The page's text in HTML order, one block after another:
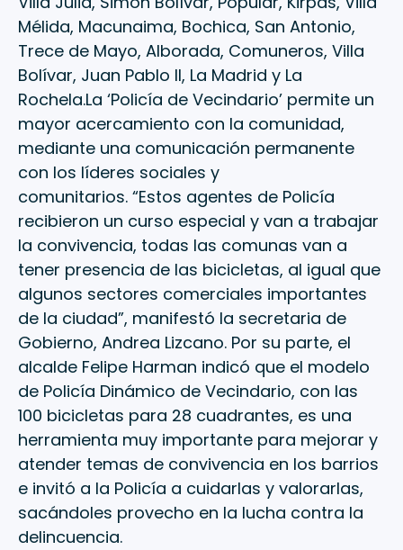
Mélida, Macunaima, Bochica, San Antonio,
Trece de Mayo, Alborada, Comuneros, Villa
Bolívar, Juan Pablo ll, La Madrid y La
Rochela.La ‘Policía de Vecindario’ permite un
mayor acercamiento con la comunidad,
mediante una comunicación permanente
con los líderes sociales y
comunitarios. “Estos agentes de Policía
recibieron un curso especial y van a trabajar
la convivencia, todas las comunas van a
tener presencia de las bicicletas, al igual que
algunos sectores comerciales importantes
de la ciudad”, manifestó la secretaria de
Gobierno, Andrea Lizcano. Por su parte, el
alcalde Felipe Harman indicó que el modelo
de Policía Dinámico de Vecindario, con las
100 bicicletas para 28 cuadrantes, es una
herramienta muy importante para mejorar y
atender temas de convivencia en los barrios
e invitó a la Policía a cuidarlas y valorarlas,
sacándoles provecho en la lucha contra la
delincuencia.